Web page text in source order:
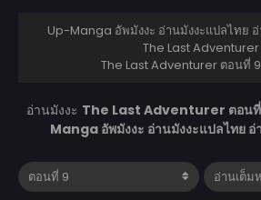
Up-Manga อัพมังงะ อ่านมังงะแปลไทย
The Last Adventurer
The Last Adventurer ตอนที่
อ่านมังงะ The Last Adventurer ตอนที่
Manga อัพมังงะ อ่านมังงะแปลไทย